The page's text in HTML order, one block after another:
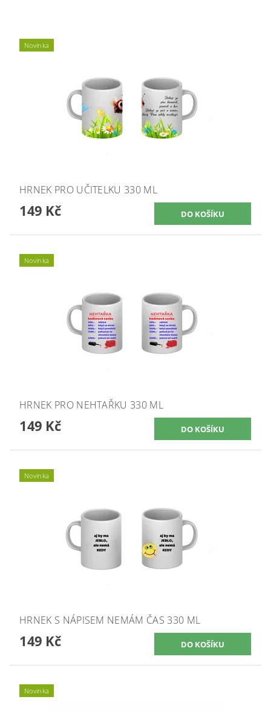
Novinka
HRNEK PRO UČITELKU 330 ML
149 Kč
Novinka
HRNEK PRO NEHTAŘKU 330 ML
149 Kč
Novinka
HRNEK S NÁPISEM NEMÁM ČAS 330 ML
149 Kč
Novinka